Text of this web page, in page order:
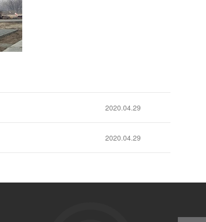
2020.04.29
2020.04.29